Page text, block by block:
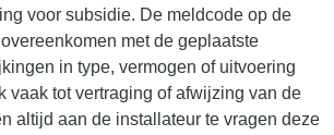
voor subsidie. De meldcode op de
met de geplaatste
in type, vermogen of uitvoering
vaak tot vertraging of afwijzing van de
altijd aan de installateur te vragen deze